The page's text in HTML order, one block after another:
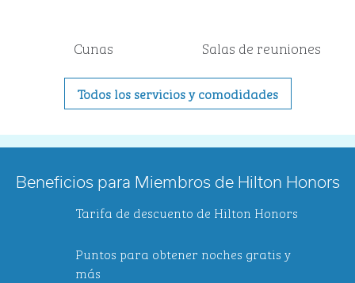
Cunas Salas de reuniones
Todos los servicios y comodidades
Beneficios para Miembros de Hilton Honors
Tarifa de descuento de Hilton Honors
Puntos para obtener noches gratis y
más